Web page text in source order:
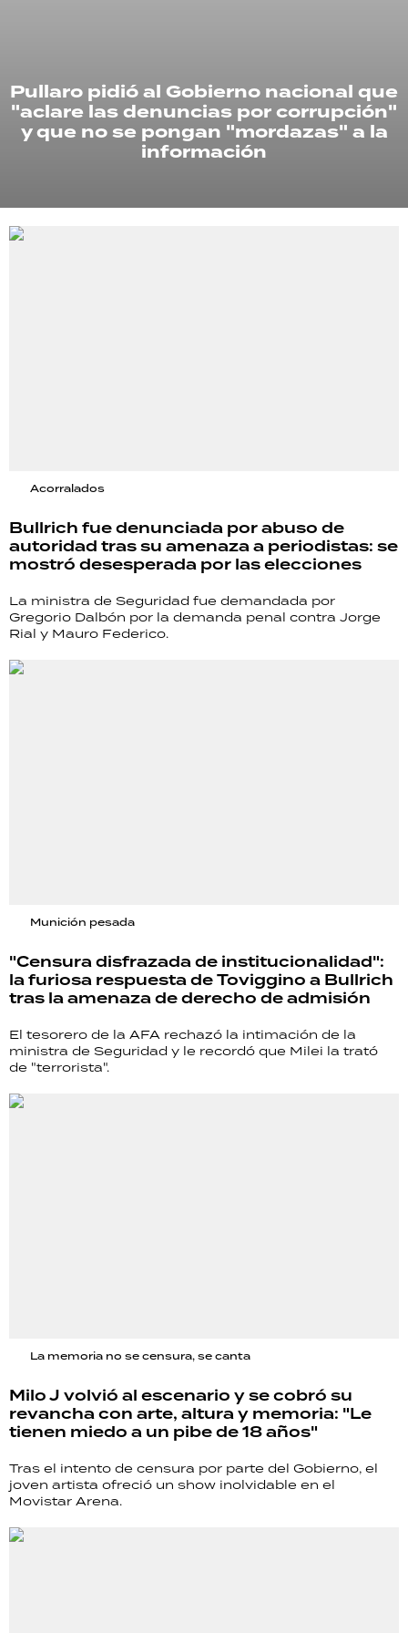
Pullaro pidió al Gobierno nacional que
"aclare las denuncias por corrupción"
y que no se pongan "mordazas" a la
información
Acorralados
Bullrich fue denunciada por abuso de
autoridad tras su amenaza a periodistas: se
mostró desesperada por las elecciones
La ministra de Seguridad fue demandada por
Gregorio Dalbón por la demanda penal contra Jorge
Rial y Mauro Federico.
Munición pesada
"Censura disfrazada de institucionalidad":
la furiosa respuesta de Toviggino a Bullrich
tras la amenaza de derecho de admisión
El tesorero de la AFA rechazó la intimación de la
ministra de Seguridad y le recordó que Milei la trató
de "terrorista".
La memoria no se censura, se canta
Milo J volvió al escenario y se cobró su
revancha con arte, altura y memoria: "Le
tienen miedo a un pibe de 18 años"
Tras el intento de censura por parte del Gobierno, el
joven artista ofreció un show inolvidable en el
Movistar Arena.
RECETAS
PALABRAS